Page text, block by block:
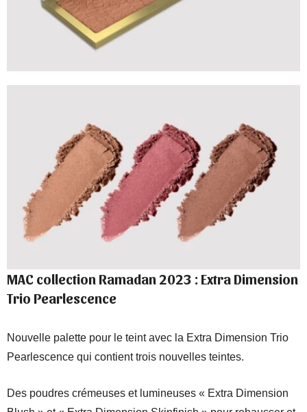
MAC collection Ramadan 2023 : Extra Dimension
Trio Pearlescence
Nouvelle palette pour le teint avec la Extra Dimension Trio
Pearlescence qui contient trois nouvelles teintes.
Des poudres crémeuses et lumineuses « Extra Dimension